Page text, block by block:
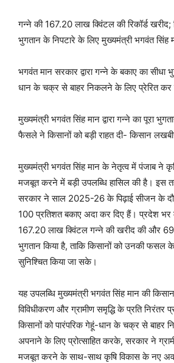
गन्ने की 167.20 लाख क्विंटल की रिकॉर्ड खरीद;
भुगतान के निपटारे के लिए मुख्यमंत्री भगवंत
भगवंत मान सरकार द्वारा गन्ने के बकाए का सीधा
धान के चक्र से बाहर निकलने के लिए प्रेरित कर
मुख्यमंत्री भगवंत सिंह मान द्वारा गन्ने का पूरा
फैसले ने किसानों को बड़ी राहत दी- किसान
मुख्यमंत्री भगवंत सिंह मान के नेतृत्व में पंजाब ने
मजबूत करने में बड़ी उपलब्धि हासिल की है। इस
सरकार ने साल 2025-26 के पिढ़ाई सीजन के
100 प्रतिशत बकाए अदा कर दिए हैं। प्रदेश भर
167.20 लाख क्विंटल गन्ने की खरीद की और
भुगतान किया है, ताकि किसानों को उनकी फसल
सुनिश्चित किया जा सके।
यह उपलब्धि मुख्यमंत्री भगवंत सिंह मान की
विविधीकरण और ग्रामीण समृद्धि के प्रति निरंतर
किसानों को पारंपरिक गेहूं-धान के चक्र से बाहर
अपनाने के लिए प्रोत्साहित करके, सरकार ने
मजबूत करने के साथ-साथ कृषि विकास के नए